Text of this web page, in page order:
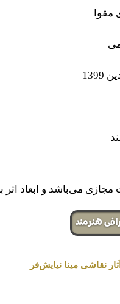
می‌باشد و ابعاد
هنرمند
نقاشی مینا نیایش‌فر